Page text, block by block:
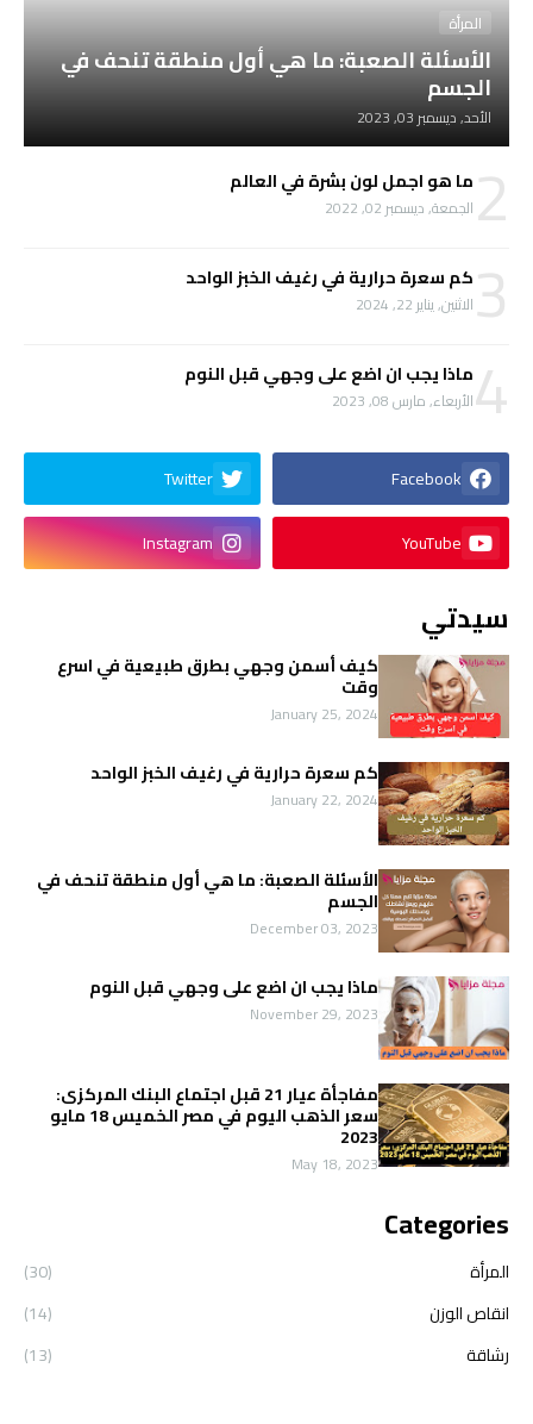
المرأة
الأسئلة الصعبة: ما هي أول منطقة تنحف في
الجسم
الأحد, ديسمبر 03, 2023
2ما هو اجمل لون بشرة في العالم
الجمعة, ديسمبر 02, 2022
3كم سعرة حرارية في رغيف الخبز الواحد
الاثنين, يناير 22, 2024
4ماذا يجب ان اضع على وجهي قبل النوم
الأربعاء, مارس 08, 2023
Facebook
Twitter
YouTube
Instagram
سيدتي
كيف أسمن وجهي بطرق طبيعية في اسرع
وقت
January 25, 2024
كم سعرة حرارية في رغيف الخبز الواحد
January 22, 2024
الأسئلة الصعبة: ما هي أول منطقة تنحف في
الجسم
December 03, 2023
ماذا يجب ان اضع على وجهي قبل النوم
November 29, 2023
مفاجأة عيار 21 قبل اجتماع البنك المركزى:
سعر الذهب اليوم في مصر الخميس 18 مايو
2023
May 18, 2023
Categories
المرأة
(30)
انقاص الوزن
(14)
رشاقة
(13)